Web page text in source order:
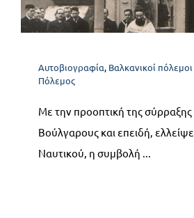
στη στεριά:
Σεπτέμβριος
Αυτοβιογραφία
Βαλκανικοί
Αυτοβιογραφία, Βαλκανικοί
Πόλεμος
Με την προοπτική της σύρραξης
Βούλγαρους και επειδή,
Ναυτικού, η συμβολή ...